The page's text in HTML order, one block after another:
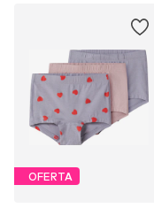
OFERTA